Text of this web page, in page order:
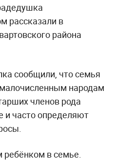
рассказали в
района
сообщили, что семья
народам
членов рода
и часто определяют
ребёнком в семье.